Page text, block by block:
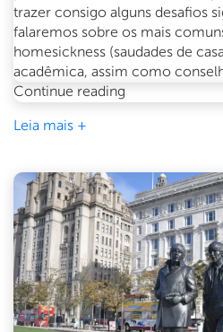
trazer consigo alguns desafios
falaremos sobre os mais
homesickness (saudades de
acadêmica, assim como
Continue reading
Intercâmbio:
Dicas
para
uma
Experiência
de
Sucesso
Leia mais +